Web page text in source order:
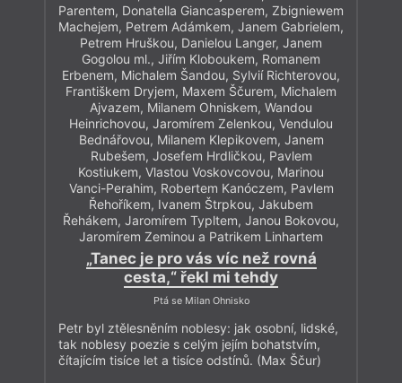
Parentem, Donatella Giancasperem, Zbigniewem
Machejem, Petrem Adámkem, Janem Gabrielem,
Petrem Hruškou, Danielou Langer, Janem
Gogolou ml., Jiřím Kloboukem, Romanem
Erbenem, Michalem Šandou, Sylvií Richterovou,
Františkem Dryjem, Maxem Ščurem, Michalem
Ajvazem, Milanem Ohniskem, Wandou
Heinrichovou, Jaromírem Zelenkou, Vendulou
Bednářovou, Milanem Klepikovem, Janem
Rubešem, Josefem Hrdličkou, Pavlem
Kostiukem, Vlastou Voskovcovou, Marinou
Vanci-Perahim, Robertem Kanóczem, Pavlem
Řehoříkem, Ivanem Štrpkou, Jakubem
Řehákem, Jaromírem Typltem, Janou Bokovou,
Jaromírem Zeminou a Patrikem Linhartem
„Tanec je pro vás víc než rovná
cesta,“ řekl mi tehdy
Ptá se Milan Ohnisko
Petr byl ztělesněním noblesy: jak osobní, lidské,
tak noblesy poezie s celým jejím bohatstvím,
čítajícím tisíce let a tisíce odstínů. (Max Ščur)